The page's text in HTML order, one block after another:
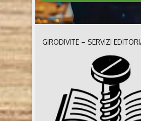
‘UNA VITA DI INGANNI’
MAURIZIO MOS
Una vita di inganni di Maurizio Mos
editore) Chi è l’autore Maurizio
Maurizio Mos, nasce a La Spezia nel
1951. È in pensione dal 2013 e, da
appassionato alla scrittura di gialli.
GIRODIVITE – SERVIZI